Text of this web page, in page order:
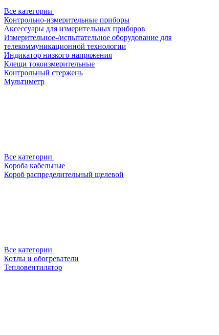
Все категории
Контрольно-измерительные приборы
Аксессуары для измерительных приборов
Измерительное-/испытательное оборудование для
телекоммуникационной технологии
Индикатор низкого напряжения
Клещи токоизмерительные
Контрольный стержень
Мультиметр
Все категории
Короба кабельные
Короб распределительный щелевой
Все категории
Котлы и обогреватели
Тепловентилятор